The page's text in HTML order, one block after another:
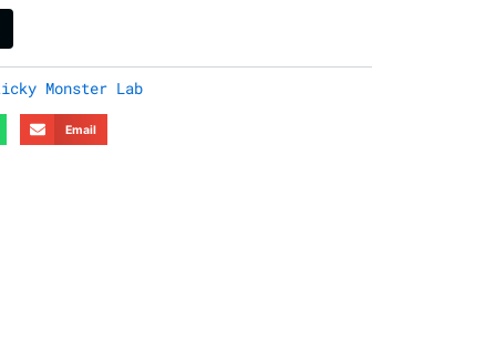
Monster Lab
Email